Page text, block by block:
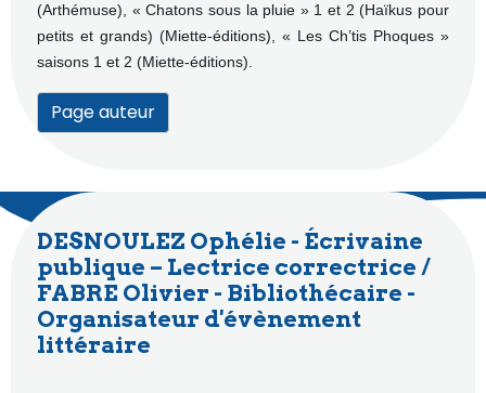
(Arthémuse), « Chatons sous la pluie » 1 et 2 (Haïkus pour
petits et grands) (Miette-éditions), « Les Ch’tis Phoques »
saisons 1 et 2 (Miette-éditions).
Page auteur
DESNOULEZ Ophélie - Écrivaine
publique – Lectrice correctrice /
FABRE Olivier - Bibliothécaire -
Organisateur d'évènement
littéraire